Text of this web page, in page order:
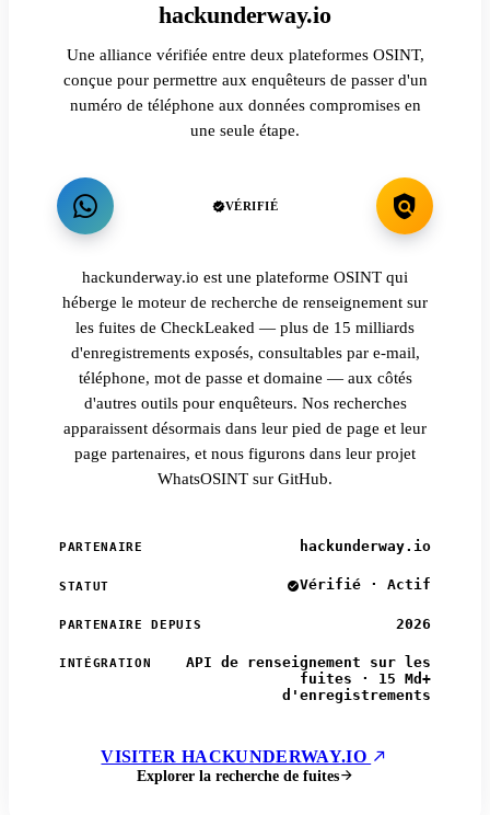
hackunderway.io
Une alliance vérifiée entre deux plateformes OSINT,
conçue pour permettre aux enquêteurs de passer d'un
numéro de téléphone aux données compromises en
une seule étape.
VÉRIFIÉ
hackunderway.io est une plateforme OSINT qui
héberge le moteur de recherche de renseignement sur
les fuites de CheckLeaked — plus de 15 milliards
d'enregistrements exposés, consultables par e-mail,
téléphone, mot de passe et domaine — aux côtés
d'autres outils pour enquêteurs. Nos recherches
apparaissent désormais dans leur pied de page et leur
page partenaires, et nous figurons dans leur projet
WhatsOSINT sur GitHub.
PARTENAIRE hackunderway.io
STATUT Vérifié · Actif
PARTENAIRE DEPUIS 2026
INTÉGRATION
API de renseignement sur les
fuites · 15 Md+
d'enregistrements
VISITER HACKUNDERWAY.IO
Explorer la recherche de fuites